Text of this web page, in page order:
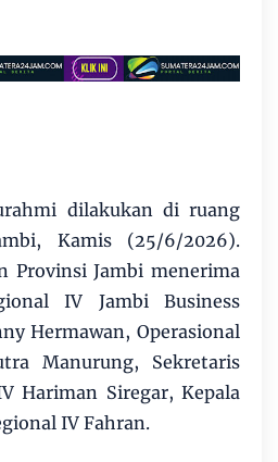
dilakukan di ruang
Kamis (25/6/2026).
Provinsi Jambi menerima
IV Jambi Business
Hermawan, Operasional
Manurung, Sekretaris
Hariman Siregar, Kepala
IV Fahran.